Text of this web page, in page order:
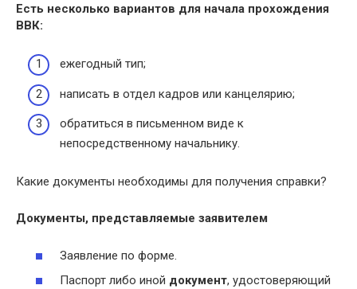
Есть несколько вариантов для начала прохождения
ВВК:
ежегодный тип;
написать в отдел кадров или канцелярию;
обратиться в письменном виде к
непосредственному начальнику.
Какие документы необходимы для получения справки?
Документы, представляемые заявителем
Заявление по форме.
Паспорт либо иной документ, удостоверяющий